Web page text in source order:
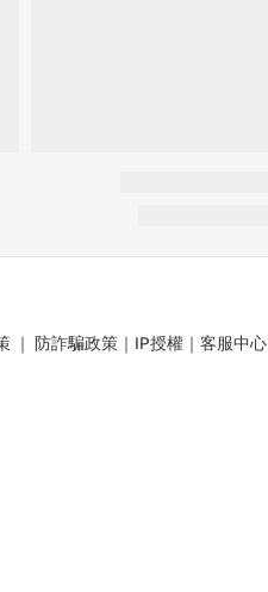
｜ 防詐騙政策 ｜ IP授權 ｜ 客服中心